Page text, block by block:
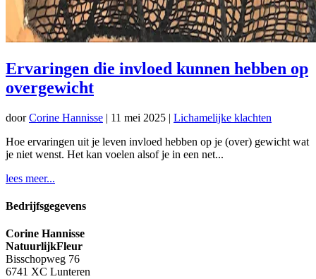
Ervaringen die invloed kunnen hebben op
overgewicht
doorCorine Hannisse | 11 mei 2025 | Lichamelijke klachten
Hoe ervaringen uit je leven invloed hebben op je (over) gewicht wat
je niet wenst. Het kan voelen alsof je in een net...
lees meer...
Bedrijfsgegevens
Corine Hannisse
NatuurlijkFleur
Bisschopweg 76
6741 XC Lunteren